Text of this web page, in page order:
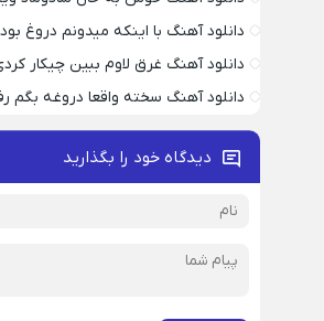
دانلود آهنگ با اینکه میدونم دروغ
دانلود آهنگ غرق لاوم ببین چیکار
دانلود آهنگ سخته واقعا دروغه بگم
دیدگاه خود را بگذارید